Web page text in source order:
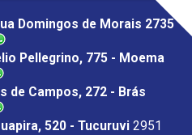
Domingos de Morais 2735
Pellegrino, 775 - Moema
de Campos, 272 - Brás
520 - Tucuruvi 2951